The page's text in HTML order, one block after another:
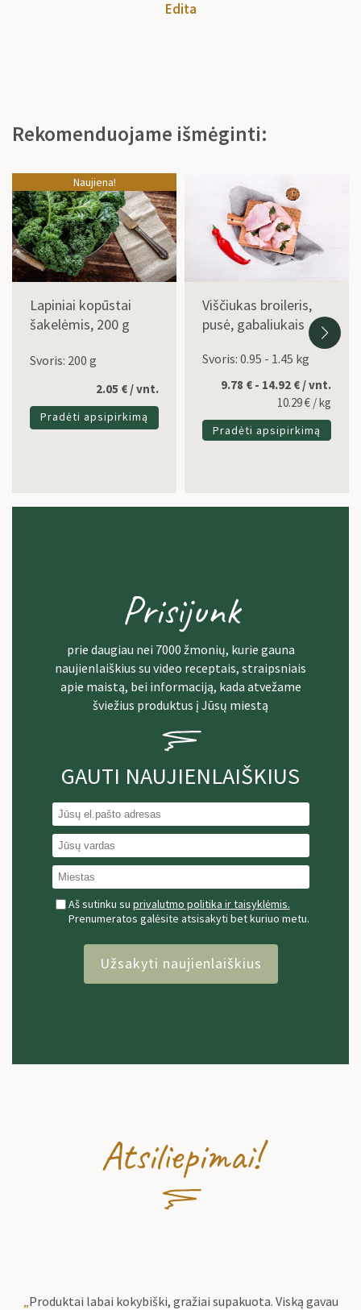
Edita
Rekomenduojame išmėginti:
Naujiena!
Lapiniai kopūstai
šakelėmis, 200 g
Svoris: 200 g
Pradėti apsipirkimą
2.05 € / vnt.
Viščiukas broileris,
pusė, gabaliukais
Svoris: 0.95 - 1.45 kg
Pradėti apsipirkimą
9.78 € - 14.92 € / vnt.
10.29€ / kg
Prisijunk
prie daugiau nei 7000 žmonių, kurie gauna
naujienlaiškius su video receptais, straipsniais
apie maistą, bei informaciją, kada atvežame
šviežius produktus į Jūsų miestą
GAUTI NAUJIENLAIŠKIUS
Aš sutinku su privalutmo politika ir taisyklėmis.
Prenumeratos galėsite atsisakyti bet kuriuo metu.
Užsakyti naujienlaiškius
Atsiliepimai!
Produktai labai kokybiški, gražiai supakuota. Viską gavau